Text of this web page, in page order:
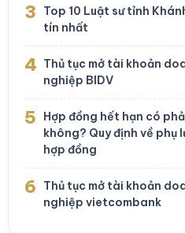
3
Top 10 Luật sư tỉnh
tín nhất
4 Thủ tục mở tài khoản
nghiệp BIDV
5
Hợp đồng hết hạn có
không? Quy định về phụ
hợp đồng
6
Thủ tục mở tài khoản
nghiệp vietcombank